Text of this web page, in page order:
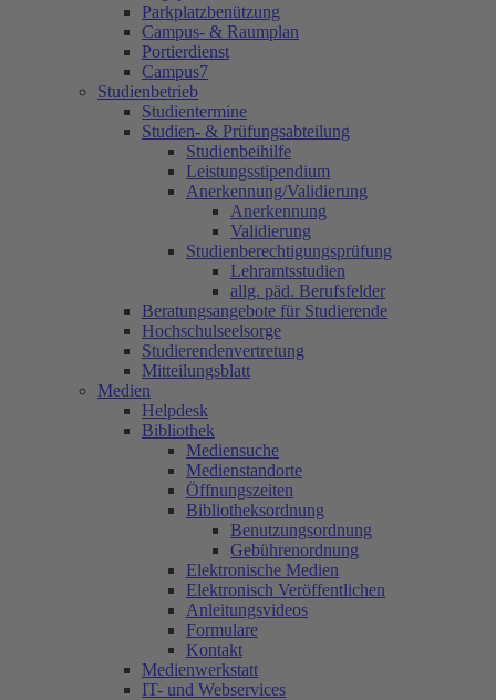
Parkplatzbenützung
Campus- & Raumplan
Portierdienst
Campus7
Studienbetrieb
Studientermine
Studien- & Prüfungsabteilung
Studienbeihilfe
Leistungsstipendium
Anerkennung/Validierung
Anerkennung
Validierung
Studienberechtigungsprüfung
Lehramtsstudien
allg. päd. Berufsfelder
Beratungsangebote für Studierende
Hochschulseelsorge
Studierendenvertretung
Mitteilungsblatt
Medien
Helpdesk
Bibliothek
Mediensuche
Medienstandorte
Öffnungszeiten
Bibliotheksordnung
Benutzungsordnung
Gebührenordnung
Elektronische Medien
Elektronisch Veröffentlichen
Anleitungsvideos
Formulare
Kontakt
Medienwerkstatt
IT- und Webservices